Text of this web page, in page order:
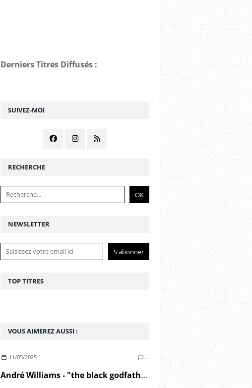
NEWSLETTER
SUIVEZ-MOI
RECHERCHE
VOUS AIMEREZ AUSSI :
11/05/2025 …
André Williams - "the black godfather" (2000)
Derniers Titres Diffusés :
TOP TITRES